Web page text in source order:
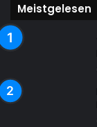
Meistgelesen